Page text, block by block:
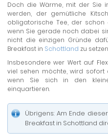
Doch die Wärme, mit der Sie
werden, der gemütliche
obligatorische Tee, der
wenn Sie gerade noch dabei
nicht die einzigen Gründe
Breakfast in Schottland zu
Insbesondere wer Wert auf
viel sehen möchte, wird sofort
wenn Sie sich in den
einquartieren.
Übrigens: Am Ende
Breakfast in Schottland